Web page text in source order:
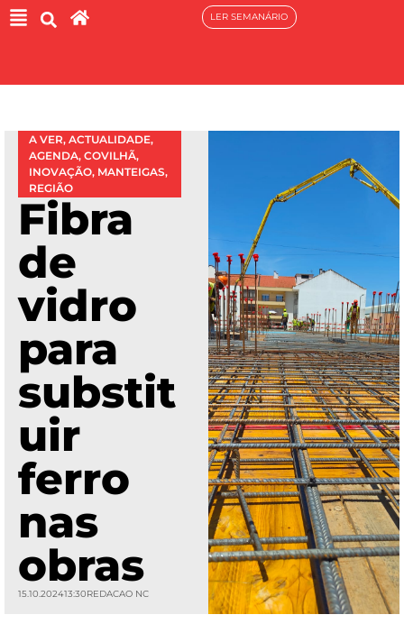
LER SEMANÁRIO
A VER, ACTUALIDADE,
AGENDA, COVILHÃ,
INOVAÇÃO, MANTEIGAS,
REGIÃO
Fibra
de
vidro
para
substit
uir
ferro
nas
obras
15.10.202413:30REDACAO NC